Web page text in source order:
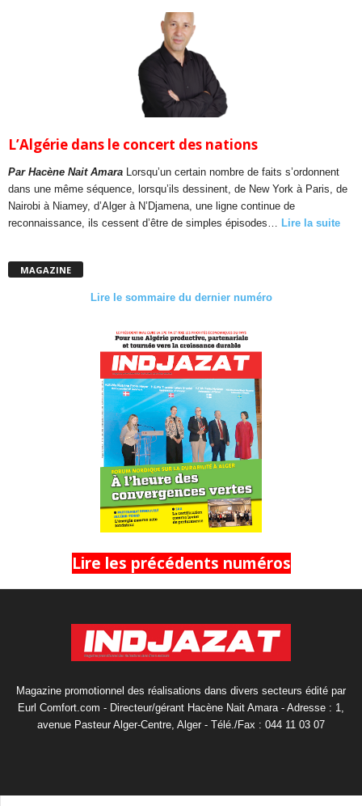
L’Algérie dans le concert des nations
Par Hacène Nait Amara Lorsqu’un certain nombre de faits s’ordonnent
dans une même séquence, lorsqu’ils dessinent, de New York à Paris, de
Nairobi à Niamey, d’Alger à N’Djamena, une ligne continue de
reconnaissance, ils cessent d’être de simples épisodes… Lire la suite
MAGAZINE
Lire le sommaire du dernier numéro
Lire les précédents numéros
Magazine promotionnel des réalisations dans divers secteurs édité par
Eurl Comfort.com - Directeur/gérant Hacène Nait Amara - Adresse : 1,
avenue Pasteur Alger-Centre, Alger - Télé./Fax : 044 11 03 07